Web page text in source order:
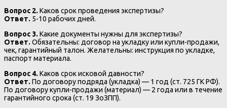
Вопрос 2.Каков срок проведения экспертизы?
Ответ. 5-10 рабочих дней.
Вопрос 3.Какие документы нужны для экспертизы?
Ответ.Обязательны: договор на укладку или купли-продажи,
чек, гарантийный талон. Желательны: инструкция по укладке,
паспорт материала.
Вопрос 4.Каков срок исковой давности?
Ответ.По договору подряда (укладка) — 1 год (ст. 725 ГК РФ).
По договору купли-продажи (материал) — 2 года или в течение
гарантийного срока (ст. 19 ЗоЗПП).